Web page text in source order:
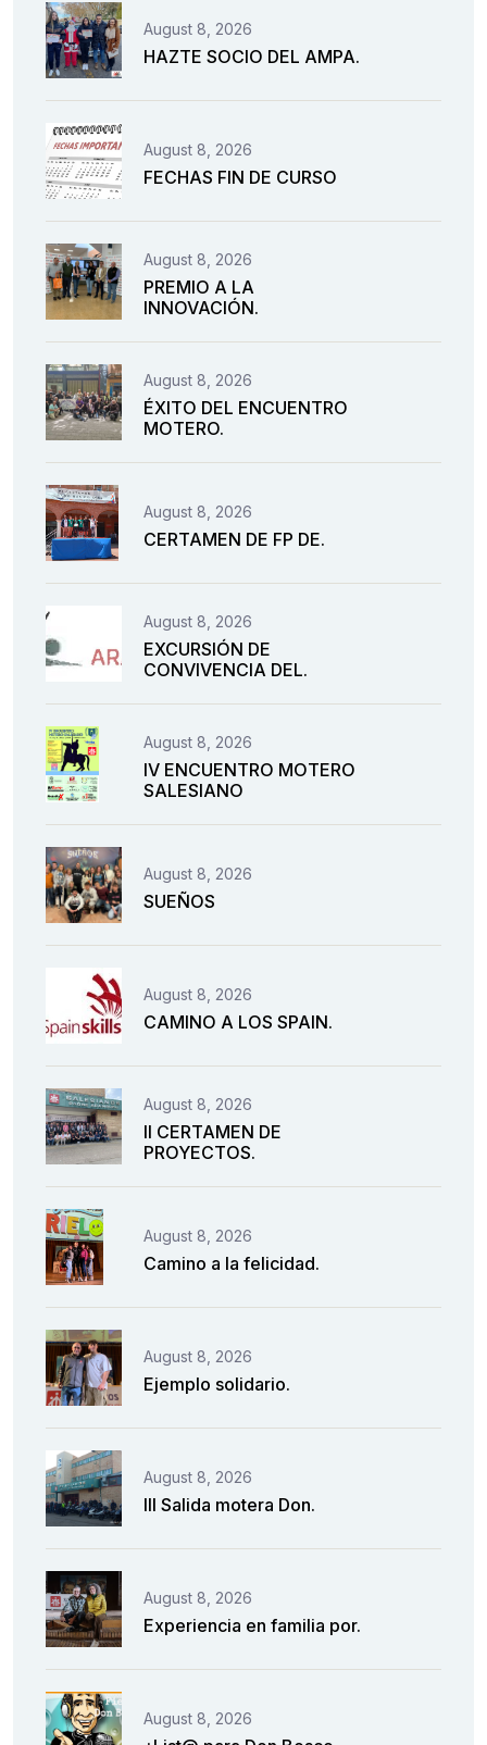
August 8, 2026
HAZTE SOCIO DEL AMPA.
August 8, 2026
FECHAS FIN DE CURSO
August 8, 2026
PREMIO A LA
INNOVACIÓN.
August 8, 2026
ÉXITO DEL ENCUENTRO
MOTERO.
August 8, 2026
CERTAMEN DE FP DE.
August 8, 2026
EXCURSIÓN DE
CONVIVENCIA DEL.
August 8, 2026
IV ENCUENTRO MOTERO
SALESIANO
August 8, 2026
SUEÑOS
August 8, 2026
CAMINO A LOS SPAIN.
August 8, 2026
II CERTAMEN DE
PROYECTOS.
August 8, 2026
Camino a la felicidad.
August 8, 2026
Ejemplo solidario.
August 8, 2026
III Salida motera Don.
August 8, 2026
Experiencia en familia por.
August 8, 2026